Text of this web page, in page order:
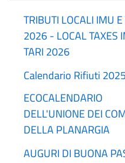
TRIBUTI LOCALI IMU E
2026 - LOCAL TAXES
TARI 2026
Calendario Rifiuti 2025
ECOCALENDARIO
DELL'UNIONE DEI
DELLA PLANARGIA
AUGURI DI BUONA